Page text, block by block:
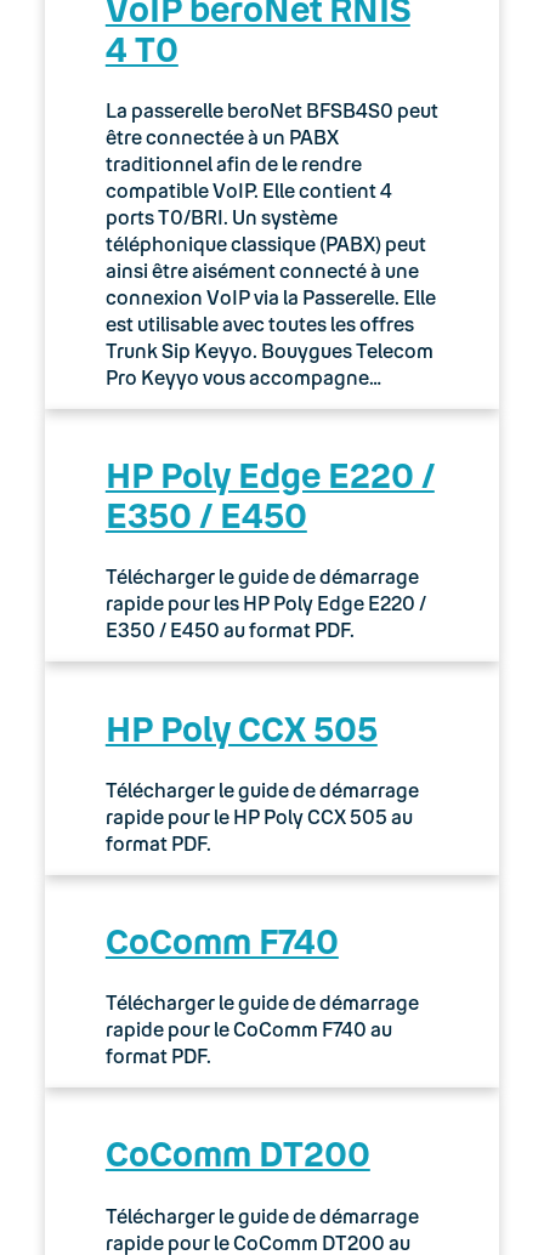
4 T0
La passerelle beroNet BFSB4S0 peut
être connectée à un PABX
traditionnel afin de le rendre
compatible VoIP. Elle contient 4
ports T0/BRI. Un système
téléphonique classique (PABX) peut
ainsi être aisément connecté à une
connexion VoIP via la Passerelle. Elle
est utilisable avec toutes les offres
Trunk Sip Keyyo. Bouygues Telecom
Pro Keyyo vous accompagne…
HP Poly Edge E220 /
E350 / E450
Télécharger le guide de démarrage
rapide pour les HP Poly Edge E220 /
E350 / E450 au format PDF.
HP Poly CCX 505
Télécharger le guide de démarrage
rapide pour le HP Poly CCX 505 au
format PDF.
CoComm F740
Télécharger le guide de démarrage
rapide pour le CoComm F740 au
format PDF.
CoComm DT200
Télécharger le guide de démarrage
rapide pour le CoComm DT200 au